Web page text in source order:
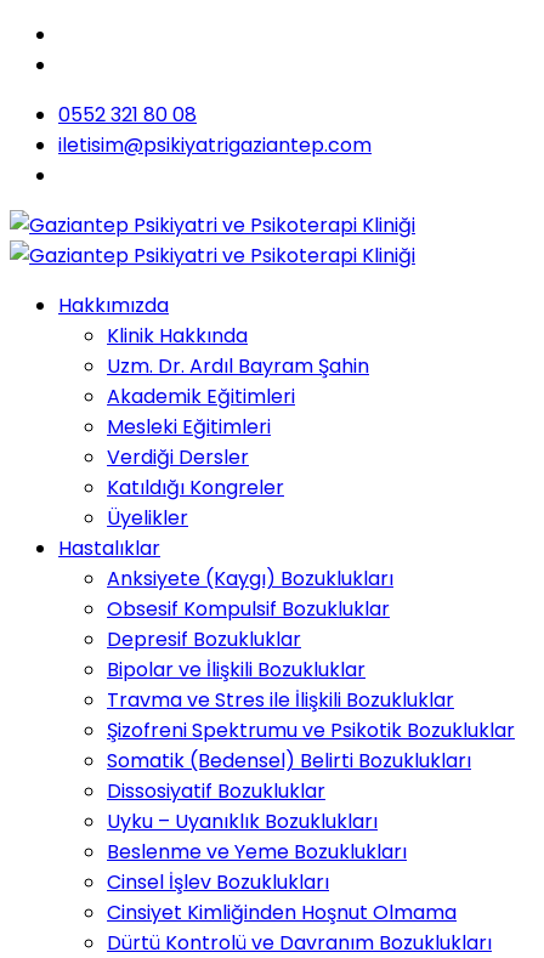
0552 321 80 08
iletisim@psikiyatrigaziantep.com
Hakkımızda
Klinik Hakkında
Uzm. Dr. Ardıl Bayram Şahin
Akademik Eğitimleri
Mesleki Eğitimleri
Verdiği Dersler
Katıldığı Kongreler
Üyelikler
Hastalıklar
Anksiyete (Kaygı) Bozuklukları
Obsesif Kompulsif Bozukluklar
Depresif Bozukluklar
Bipolar ve İlişkili Bozukluklar
Travma ve Stres ile İlişkili Bozukluklar
Şizofreni Spektrumu ve Psikotik Bozukluklar
Somatik (Bedensel) Belirti Bozuklukları
Dissosiyatif Bozukluklar
Uyku – Uyanıklık Bozuklukları
Beslenme ve Yeme Bozuklukları
Cinsel İşlev Bozuklukları
Cinsiyet Kimliğinden Hoşnut Olmama
Dürtü Kontrolü ve Davranım Bozuklukları